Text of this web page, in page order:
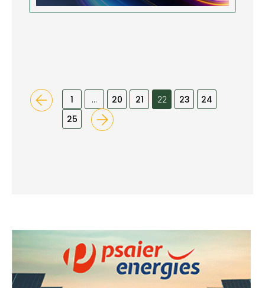
1 … 20 21 22 23
24
25